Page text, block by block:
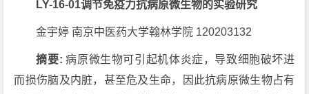
LY-16-01调节免疫力抗病原微生物的实验研究
金宇婷 南京中医药大学翰林学院 120203132
摘要:病原微生物可引起机体炎症，导致细胞破坏进
而损伤脑及内脏，甚至危及生命，因此抗病原微生物占有